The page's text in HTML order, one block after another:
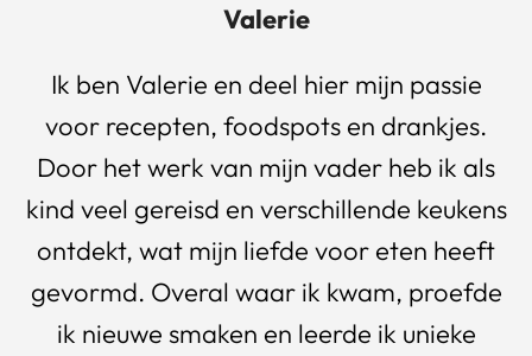
Valerie
Ik ben Valerie en deel hier mijn passie
voor recepten, foodspots en drankjes.
Door het werk van mijn vader heb ik als
kind veel gereisd en verschillende keukens
ontdekt, wat mijn liefde voor eten heeft
gevormd. Overal waar ik kwam, proefde
ik nieuwe smaken en leerde ik unieke